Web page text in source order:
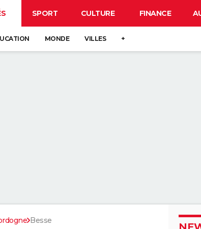
SPORT CULTURE FINANCE
MONDE VILLES +
Besse